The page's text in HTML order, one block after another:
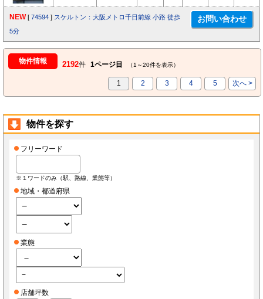
NEW [ 74594 ] スケルトン：大阪メトロ千日前線 小路 徒歩
5分
物件情報 2192件 1ページ目 （1～20件を表示）
1 2 3 4 5 次へ >
物件を探す
フリーワード
※１ワードのみ（駅、路線、業態等）
地域・都道府県
業態
店舗坪数